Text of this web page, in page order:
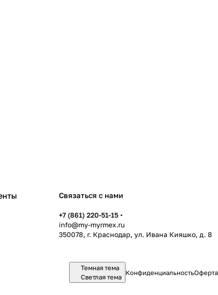
Связаться с нами
+7 (861) 220-51-15
info@my-myrmex.ru
350078, г. Краснодар, ул. Ивана Кияшко, д. 8
Темная тема
Светлая тема
КонфиденциальностьОферта